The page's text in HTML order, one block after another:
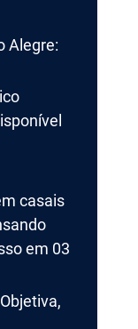
Alegre:
casais
em 03